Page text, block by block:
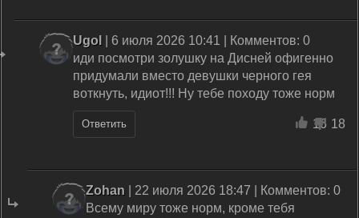
Ugol | 6 июля 2026 10:41 | Комментов: 0
иди посмотри золушку на Дисней офигенно
придумали вместо девушки черного гея
воткнуть, идиот!!! Ну тебе походу тоже норм
Ответить 16 18
Zohan | 22 июля 2026 18:47 | Комментов: 0
Всему миру тоже норм, кроме тебя